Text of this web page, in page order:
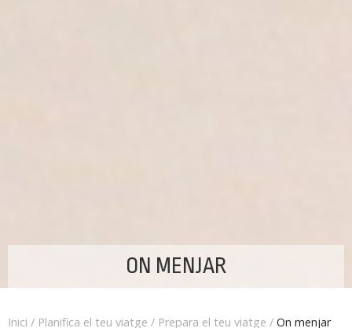
ON MENJAR
Inici / Planifica el teu viatge / Prepara el teu viatge / On menjar